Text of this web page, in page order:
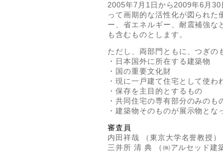
2005年7月1日から2009年6月
って画期的な活性化が図られ
ー、省エネルギー、耐震補強な
も含むものとします。
ただし、両部門ともに、つぎの
・日本国外に所在する建築物
・国の重要文化財
・現に一戸建て住宅として使わ
・保存を主目的とするもの
・共同住宅の専有部分のみのも
・建築物そのものが展示物とな
審査員
内田祥哉 （東京大学名誉教授）
三井所 清 典 （㈱アルセッド建